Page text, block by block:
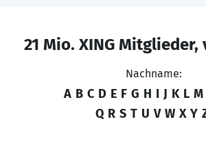
21 Mio. XING Mitglieder,
Nachname:
A B C D E F G H I J K L M
Q R S T U V W X Y